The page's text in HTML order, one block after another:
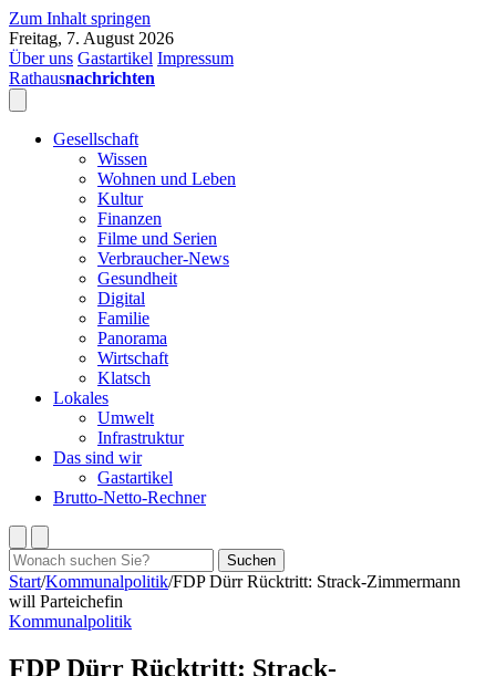
Zum Inhalt springen
Freitag, 7. August 2026
Über uns Gastartikel Impressum
Rathausnachrichten
Gesellschaft
Wissen
Wohnen und Leben
Kultur
Finanzen
Filme und Serien
Verbraucher-News
Gesundheit
Digital
Familie
Panorama
Wirtschaft
Klatsch
Lokales
Umwelt
Infrastruktur
Das sind wir
Gastartikel
Brutto-Netto-Rechner
Suchen
nach:
Suchen
Start/Kommunalpolitik/FDP Dürr Rücktritt: Strack-Zimmermann
will Parteichefin
Kommunalpolitik
FDP Dürr Rücktritt: Strack-